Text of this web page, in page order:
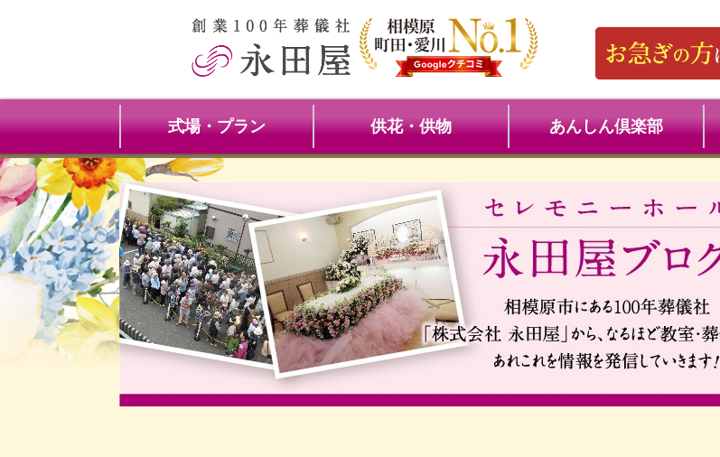
式場・プラン 供花・供物 あんしん倶楽部